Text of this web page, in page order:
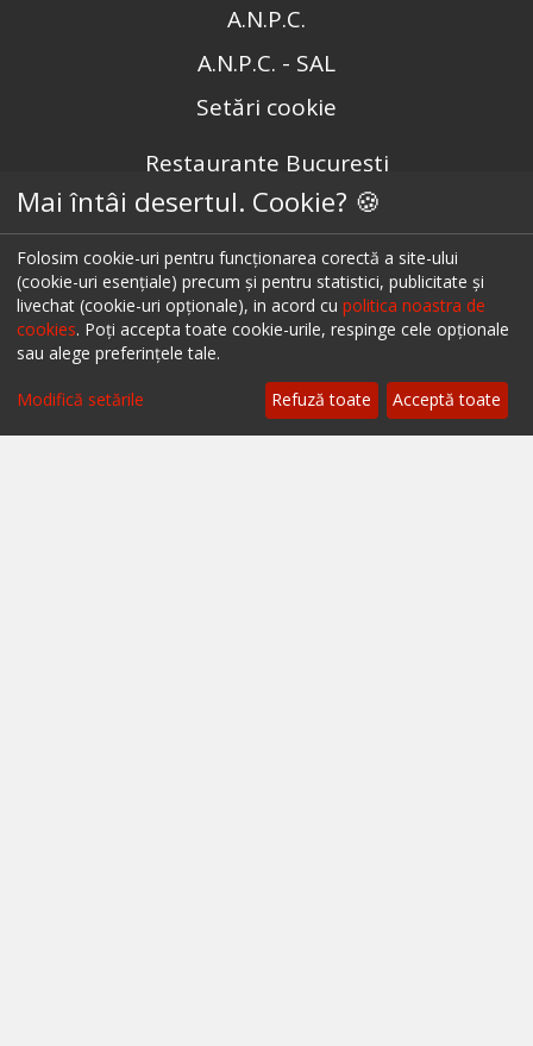
A.N.P.C.
A.N.P.C. - SAL
Setări cookie
Restaurante București
Restaurante Cluj
Restaurante Timișoara
Restaurante Brașov
Restaurante Iași
Restaurante Sibiu
Restaurante Valea Prahovei
Mai întâi desertul. Cookie? 🍪
Folosim cookie-uri pentru funcționarea corectă a site-ului
(cookie-uri esențiale) precum și pentru statistici, publicitate și
livechat (cookie-uri opționale), in acord cu politica noastra de
cookies. Poți accepta toate cookie-urile, respinge cele opționale
sau alege preferințele tale.
Modifică setările Refuză toate Acceptă toate